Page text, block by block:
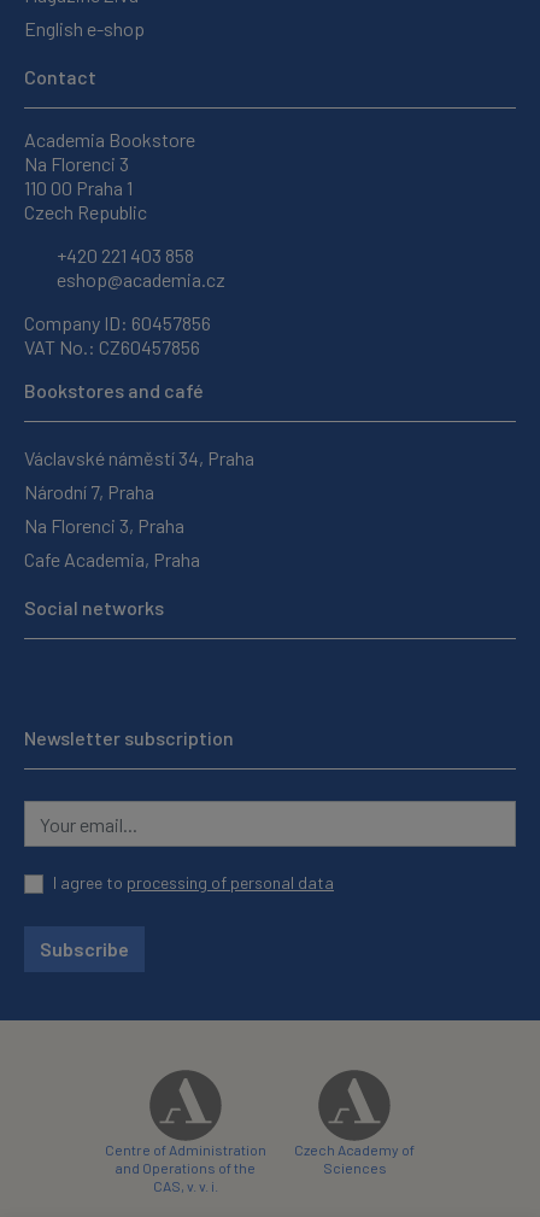
English e-shop
Contact
Academia Bookstore
Na Florenci 3
110 00 Praha 1
Czech Republic
+420 221 403 858
eshop@academia.cz
Company ID: 60457856
VAT No.: CZ60457856
Bookstores and café
Václavské náměstí 34, Praha
Národní 7, Praha
Na Florenci 3, Praha
Cafe Academia, Praha
Social networks
Newsletter subscription
I agree to processing of personal data
Subscribe
Centre of Administration
and Operations of the
CAS, v. v. i.
Czech Academy of
Sciences